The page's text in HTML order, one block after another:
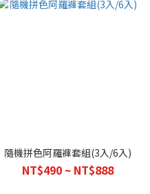
隨機拼色阿羅褲套組(3入/6入)
NT$490 ~ NT$888